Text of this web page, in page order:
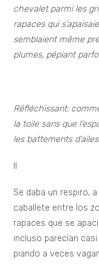
chevalet parmi les
rapaces qui
semblaient même
plumes, pépiant
Réfléchissant:
la toile sans que
les battements
Se daba un respiro,
caballete entre los
rapaces que se
incluso parecían
piando a veces